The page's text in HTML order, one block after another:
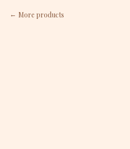
More products